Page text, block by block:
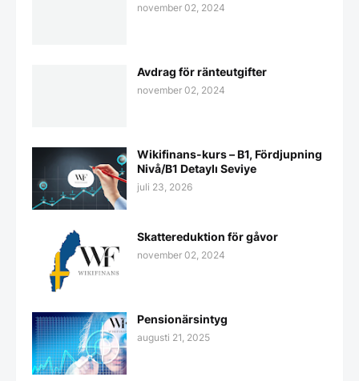
november 02, 2024
Avdrag för ränteutgifter
november 02, 2024
Wikifinans-kurs – B1, Fördjupning
Nivå/B1 Detaylı Seviye
juli 23, 2026
Skattereduktion för gåvor
november 02, 2024
Pensionärsintyg
augusti 21, 2025